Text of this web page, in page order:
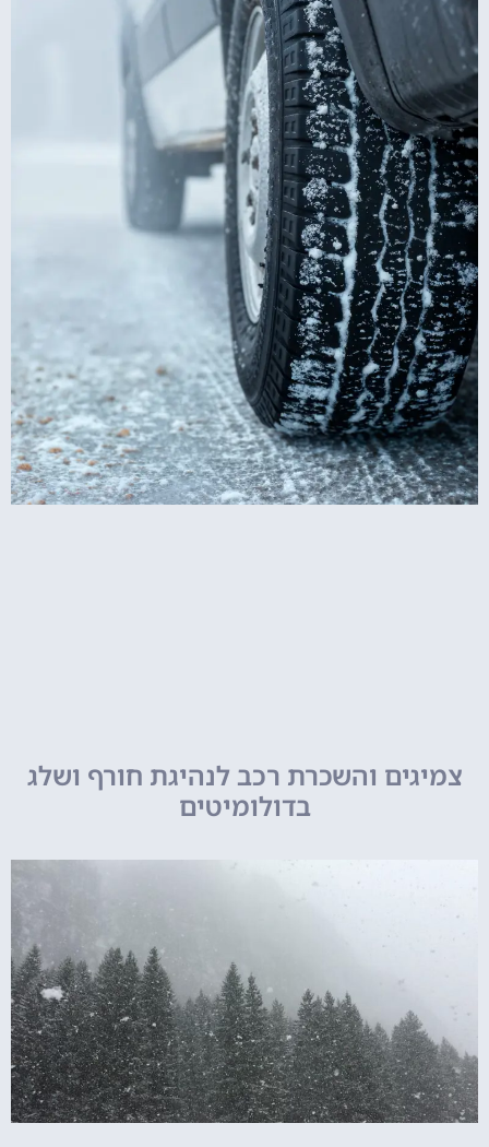
צמיגים והשכרת רכב לנהיגת חורף ושלג
בדולומיטים